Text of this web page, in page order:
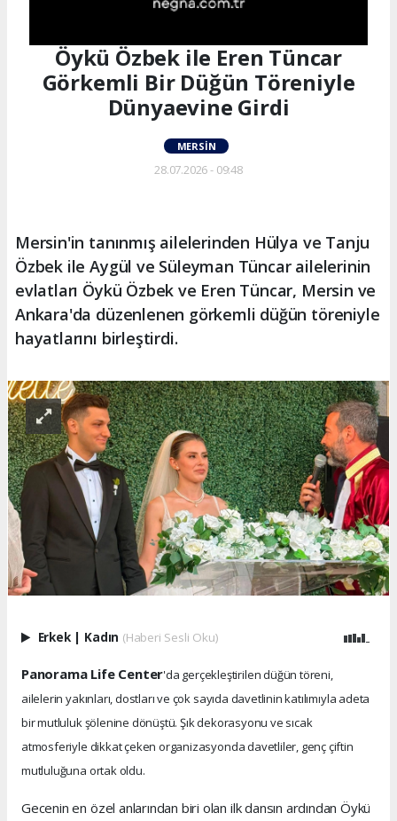
Öykü Özbek ile Eren Tüncar
Görkemli Bir Düğün Töreniyle
Dünyaevine Girdi
MERSIN
28.07.2026 - 09:48
Mersin'in tanınmış ailelerinden Hülya ve Tanju
Özbek ile Aygül ve Süleyman Tüncar ailelerinin
evlatları Öykü Özbek ve Eren Tüncar, Mersin ve
Ankara'da düzenlenen görkemli düğün töreniyle
hayatlarını birleştirdi.
Erkek | Kadın (Haberi Sesli Oku)
Panorama Life Center'da gerçekleştirilen düğün töreni,
ailelerin yakınları, dostları ve çok sayıda davetlinin katılımıyla adeta
bir mutluluk şölenine dönüştü. Şık dekorasyonu ve sıcak
atmosferiyle dikkat çeken organizasyonda davetliler, genç çiftin
mutluluğuna ortak oldu.
Gecenin en özel anlarından biri olan ilk dansın ardından Öykü